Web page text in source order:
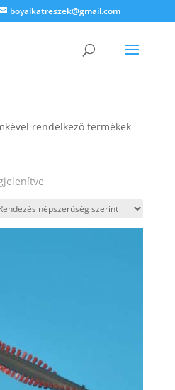
boyalkatreszek@gmail.com
rendelkező termékek
Sorted
popularity